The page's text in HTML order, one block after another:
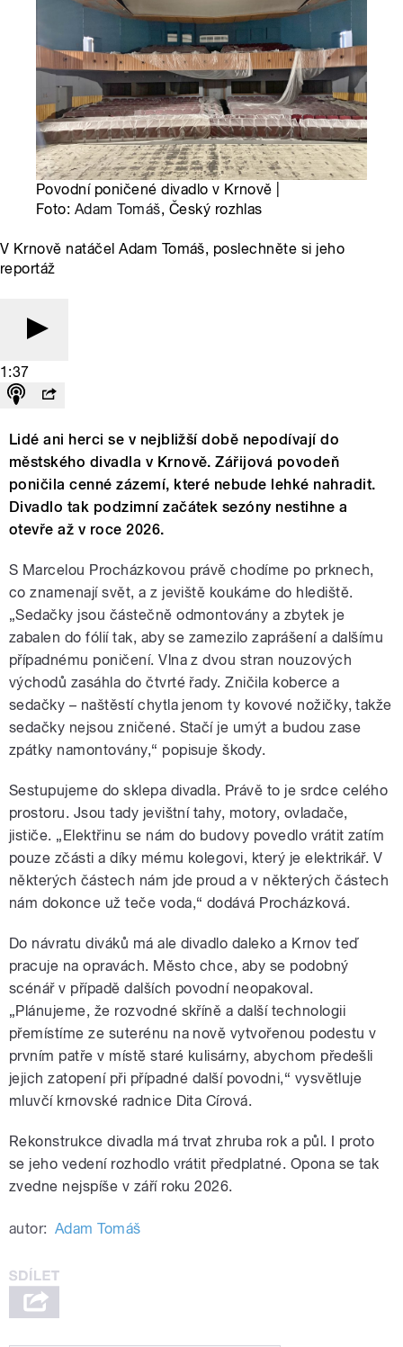
Povodní poničené divadlo v Krnově |
Foto: Adam Tomáš, Český rozhlas
V Krnově natáčel Adam Tomáš, poslechněte si jeho
reportáž
1:37
Lidé ani herci se v nejbližší době nepodívají do
městského divadla v Krnově. Zářijová povodeň
poničila cenné zázemí, které nebude lehké nahradit.
Divadlo tak podzimní začátek sezóny nestihne a
otevře až v roce 2026.
S Marcelou Procházkovou právě chodíme po prknech,
co znamenají svět, a z jeviště koukáme do hlediště.
„Sedačky jsou částečně odmontovány a zbytek je
zabalen do fólií tak, aby se zamezilo zaprášení a dalšímu
případnému poničení. Vlna z dvou stran nouzových
východů zasáhla do čtvrté řady. Zničila koberce a
sedačky – naštěstí chytla jenom ty kovové nožičky, takže
sedačky nejsou zničené. Stačí je umýt a budou zase
zpátky namontovány,“ popisuje škody.
Sestupujeme do sklepa divadla. Právě to je srdce celého
prostoru. Jsou tady jevištní tahy, motory, ovladače,
jističe. „Elektřinu se nám do budovy povedlo vrátit zatím
pouze zčásti a díky mému kolegovi, který je elektrikář. V
některých částech nám jde proud a v některých částech
nám dokonce už teče voda,“ dodává Procházková.
Do návratu diváků má ale divadlo daleko a Krnov teď
pracuje na opravách. Město chce, aby se podobný
scénář v případě dalších povodní neopakoval.
„Plánujeme, že rozvodné skříně a další technologii
přemístíme ze suterénu na nově vytvořenou podestu v
prvním patře v místě staré kulisárny, abychom předešli
jejich zatopení při případné další povodni,“ vysvětluje
mluvčí krnovské radnice Dita Círová.
Rekonstrukce divadla má trvat zhruba rok a půl. I proto
se jeho vedení rozhodlo vrátit předplatné. Opona se tak
zvedne nejspíše v září roku 2026.
autor: Adam Tomáš